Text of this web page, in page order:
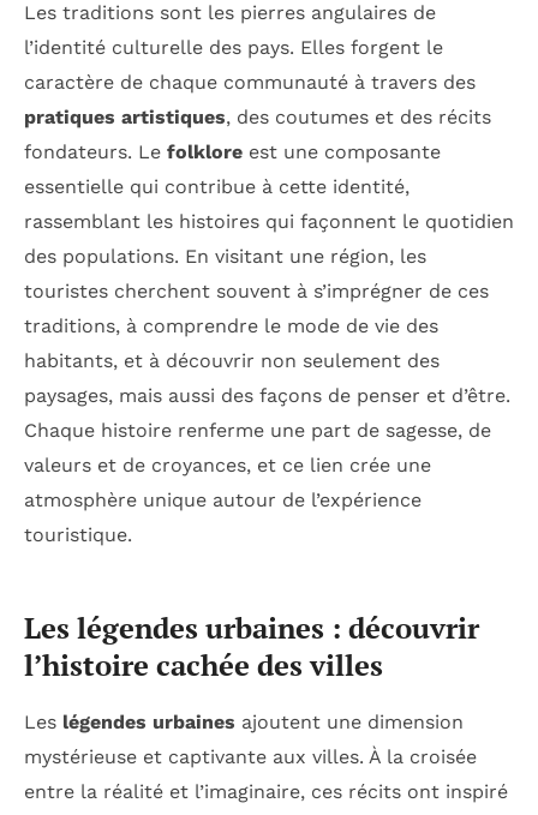
Les traditions sont les pierres angulaires de
l’identité culturelle des pays. Elles forgent le
caractère de chaque communauté à travers des
pratiques artistiques, des coutumes et des récits
fondateurs. Le folklore est une composante
essentielle qui contribue à cette identité,
rassemblant les histoires qui façonnent le quotidien
des populations. En visitant une région, les
touristes cherchent souvent à s’imprégner de ces
traditions, à comprendre le mode de vie des
habitants, et à découvrir non seulement des
paysages, mais aussi des façons de penser et d’être.
Chaque histoire renferme une part de sagesse, de
valeurs et de croyances, et ce lien crée une
atmosphère unique autour de l’expérience
touristique.
Les légendes urbaines : découvrir
l’histoire cachée des villes
Les légendes urbaines ajoutent une dimension
mystérieuse et captivante aux villes. À la croisée
entre la réalité et l’imaginaire, ces récits ont inspiré